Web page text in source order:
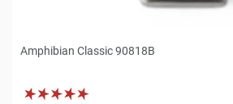
Amphibian Classic 90818B